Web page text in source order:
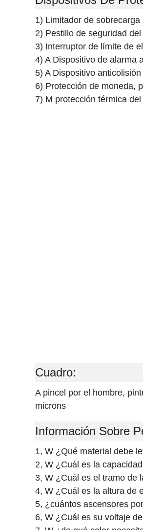
1) Limitador de sobrecarga
2) Pestillo de seguridad
3) Interruptor de límite de
4) A Dispositivo de alarma
5) A Dispositivo
6) Protección de moneda,
7) M protección térmica
Cuadro:
A pincel por el hombre,
microns
Información Sobre
1, W ¿Qué material debe
2, W ¿Cuál es la
3, W ¿Cuál es el tramo de
4, W ¿Cuál es la altura de
5, ¿cuántos ascensores
6, W ¿Cuál es su voltaje